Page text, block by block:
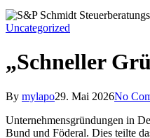
Uncategorized
„Schneller
By mylapo29. Mai 2026No
Unternehmensgründungen in
Bund und Föderal. Dies teilte